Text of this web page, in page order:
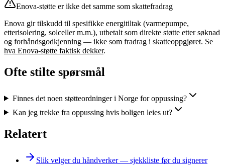
Enova-støtte er ikke det samme som skattefradrag
Enova gir tilskudd til spesifikke energitiltak (varmepumpe,
etterisolering, solceller m.m.), utbetalt som direkte støtte etter søknad
og forhåndsgodkjenning — ikke som fradrag i skatteoppgjøret. Se
hva Enova-støtte faktisk dekker.
Ofte stilte spørsmål
Finnes det noen støtteordninger i Norge for oppussing?
Kan jeg trekke fra oppussing hvis boligen leies ut?
Relatert
Slik velger du håndverker — sjekkliste før du signerer